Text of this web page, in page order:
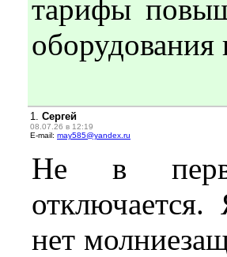
тарифы
оборудования
1. Сергей
08.07.26 в 12:19
E-mail: may585@yandex.ru
Не в
нет